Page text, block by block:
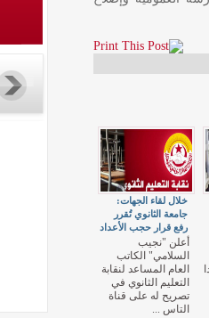
خلال لقاء الجهات:
جامعة الثانوي تُقرر
رفع قرار حجب الأعداد
أعلن "نجيب
السلامي" الكاتب
العام المساعد لنقابة
التعليم الثانوي في
تصريح له على قناة
التاس ...